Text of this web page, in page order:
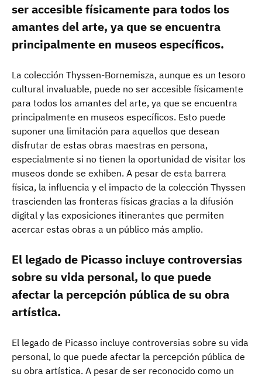
ser accesible físicamente para todos los
amantes del arte, ya que se encuentra
principalmente en museos específicos.
La colección Thyssen-Bornemisza, aunque es un tesoro
cultural invaluable, puede no ser accesible físicamente
para todos los amantes del arte, ya que se encuentra
principalmente en museos específicos. Esto puede
suponer una limitación para aquellos que desean
disfrutar de estas obras maestras en persona,
especialmente si no tienen la oportunidad de visitar los
museos donde se exhiben. A pesar de esta barrera
física, la influencia y el impacto de la colección Thyssen
trascienden las fronteras físicas gracias a la difusión
digital y las exposiciones itinerantes que permiten
acercar estas obras a un público más amplio.
El legado de Picasso incluye controversias
sobre su vida personal, lo que puede
afectar la percepción pública de su obra
artística.
El legado de Picasso incluye controversias sobre su vida
personal, lo que puede afectar la percepción pública de
su obra artística. A pesar de ser reconocido como un